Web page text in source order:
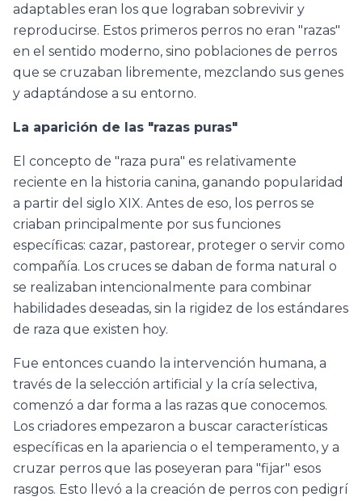
adaptables eran los que lograban sobrevivir y
reproducirse. Estos primeros perros no eran "razas"
en el sentido moderno, sino poblaciones de perros
que se cruzaban libremente, mezclando sus genes
y adaptándose a su entorno.
La aparición de las "razas puras"
El concepto de "raza pura" es relativamente
reciente en la historia canina, ganando popularidad
a partir del siglo XIX. Antes de eso, los perros se
criaban principalmente por sus funciones
específicas: cazar, pastorear, proteger o servir como
compañía. Los cruces se daban de forma natural o
se realizaban intencionalmente para combinar
habilidades deseadas, sin la rigidez de los estándares
de raza que existen hoy.
Fue entonces cuando la intervención humana, a
través de la selección artificial y la cría selectiva,
comenzó a dar forma a las razas que conocemos.
Los criadores empezaron a buscar características
específicas en la apariencia o el temperamento, y a
cruzar perros que las poseyeran para "fijar" esos
rasgos. Esto llevó a la creación de perros con pedigrí